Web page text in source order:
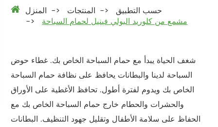
المنزل المنتجات
حسب التطبيق
مشمع من كلوريد البولي فينيل لحمام السباحة
شغف الحياة يبدأ مع حمام السباحة الخاص بك. غطاء حوض
السباحة لدينا والبطانات يحافظ على نظافة حمام السباحة
الخاص بك ويدوم لفترة أطول. تحافظ الأغطية على الأوراق
والحشرات والحطام خارج حمام السباحة الخاص بك مع
الحفاظ على سلامة الأطفال وتقليل جهود التنظيف. البطانات